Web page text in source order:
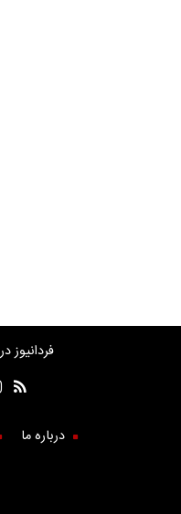
فردانیوز
درباره ما